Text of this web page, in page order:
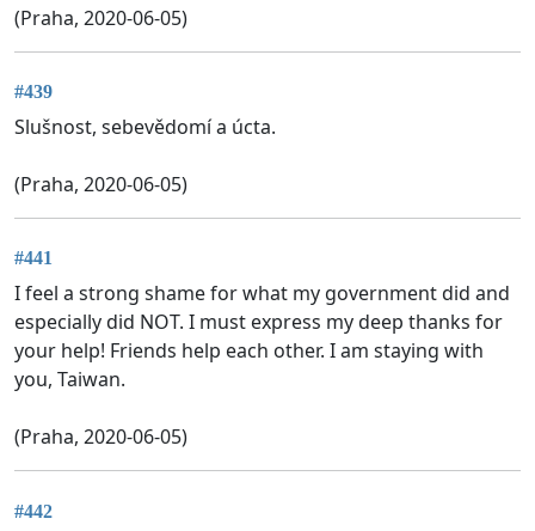
(Praha, 2020-06-05)
#439
Slušnost, sebevědomí a úcta.
(Praha, 2020-06-05)
#441
I feel a strong shame for what my government did and
especially did NOT. I must express my deep thanks for
your help! Friends help each other. I am staying with
you, Taiwan.
(Praha, 2020-06-05)
#442